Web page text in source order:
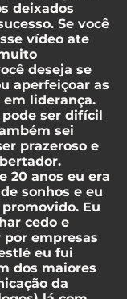
deixados
Se você
vídeo ate
deseja se
aperfeiçoar as
liderança.
pode ser difícil
sei
prazeroso e
20 anos eu era
sonhos e eu
Eu
cedo e
por empresas
eu fui
dos maiores
da